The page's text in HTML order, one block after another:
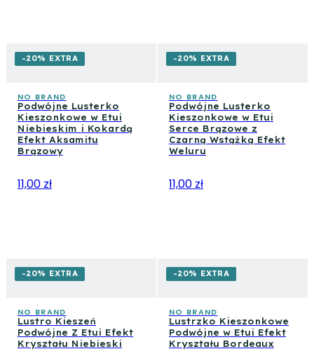
-20% EXTRA
NO BRAND
Podwójne Lusterko
Kieszonkowe w Etui
Niebieskim i Kokardą
Efekt Aksamitu
Brązowy
11,00 zł
-20% EXTRA
NO BRAND
Podwójne Lusterko
Kieszonkowe w Etui
Serce Brązowe z
Czarną Wstążką Efekt
Weluru
11,00 zł
-20% EXTRA
NO BRAND
Lustro Kieszeń
Podwójne Z Etui Efekt
Kryształu Niebieski
-20% EXTRA
NO BRAND
Lustrzko Kieszonkowe
Podwójne w Etui Efekt
Kryształu Bordeaux